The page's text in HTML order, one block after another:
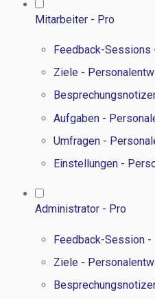
Mitarbeiter - Pro
Feedback-Sessions
Ziele -
Aufgaben -
Umfragen -
Einstellungen -
Administrator - Pro
Feedback-Session
Ziele -